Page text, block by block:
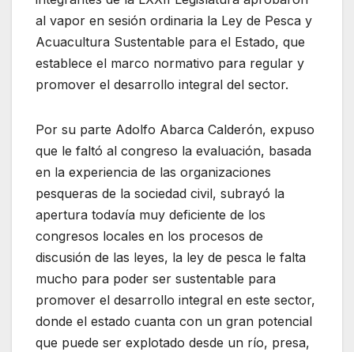
al vapor en sesión ordinaria la Ley de Pesca y
Acuacultura Sustentable para el Estado, que
establece el marco normativo para regular y
promover el desarrollo integral del sector.
Por su parte Adolfo Abarca Calderón, expuso
que le faltó al congreso la evaluación, basada
en la experiencia de las organizaciones
pesqueras de la sociedad civil, subrayó la
apertura todavía muy deficiente de los
congresos locales en los procesos de
discusión de las leyes, la ley de pesca le falta
mucho para poder ser sustentable para
promover el desarrollo integral en este sector,
donde el estado cuanta con un gran potencial
que puede ser explotado desde un río, presa,